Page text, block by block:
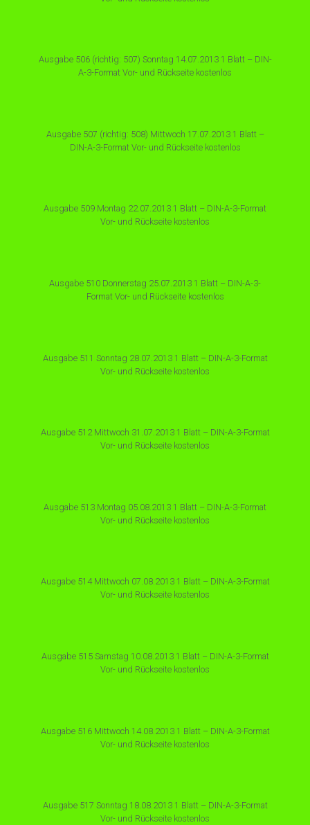
Ausgabe 506 (richtig: 507) Sonntag 14.07.2013 1 Blatt – DIN-
A-3-Format Vor- und Rückseite kostenlos
Ausgabe 507 (richtig: 508) Mittwoch 17.07.2013 1 Blatt –
DIN-A-3-Format Vor- und Rückseite kostenlos
Ausgabe 509 Montag 22.07.2013 1 Blatt – DIN-A-3-Format
Vor- und Rückseite kostenlos
Ausgabe 510 Donnerstag 25.07.2013 1 Blatt – DIN-A-3-
Format Vor- und Rückseite kostenlos
Ausgabe 511 Sonntag 28.07.2013 1 Blatt – DIN-A-3-Format
Vor- und Rückseite kostenlos
Ausgabe 512 Mittwoch 31.07.2013 1 Blatt – DIN-A-3-Format
Vor- und Rückseite kostenlos
Ausgabe 513 Montag 05.08.2013 1 Blatt – DIN-A-3-Format
Vor- und Rückseite kostenlos
Ausgabe 514 Mittwoch 07.08.2013 1 Blatt – DIN-A-3-Format
Vor- und Rückseite kostenlos
Ausgabe 515 Samstag 10.08.2013 1 Blatt – DIN-A-3-Format
Vor- und Rückseite kostenlos
Ausgabe 516 Mittwoch 14.08.2013 1 Blatt – DIN-A-3-Format
Vor- und Rückseite kostenlos
Ausgabe 517 Sonntag 18.08.2013 1 Blatt – DIN-A-3-Format
Vor- und Rückseite kostenlos